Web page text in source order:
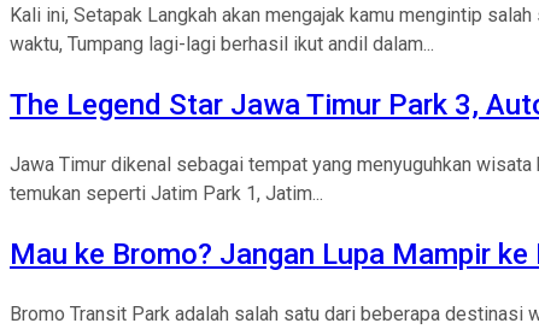
Kali ini, Setapak Langkah akan mengajak kamu mengintip
waktu, Tumpang lagi-lagi berhasil ikut andil dalam...
The Legend Star Jawa Timur Park 3,
Jawa Timur dikenal sebagai tempat yang menyuguhkan
temukan seperti Jatim Park 1, Jatim...
Mau ke Bromo? Jangan Lupa Mampir
Bromo Transit Park adalah salah satu dari beberapa destinasi